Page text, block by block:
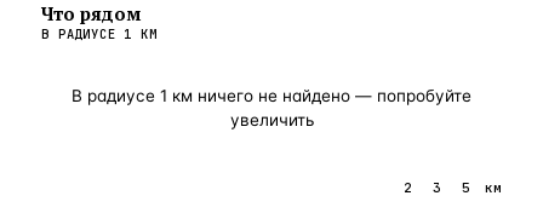
Что рядом
В РАДИУСЕ 1 КМ
В радиусе 1 км ничего не найдено — попробуйте
увеличить
2 3 5 км